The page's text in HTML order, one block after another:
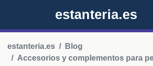
estanteria.es
estanteria.es
Blog
Accesorios y complementos para